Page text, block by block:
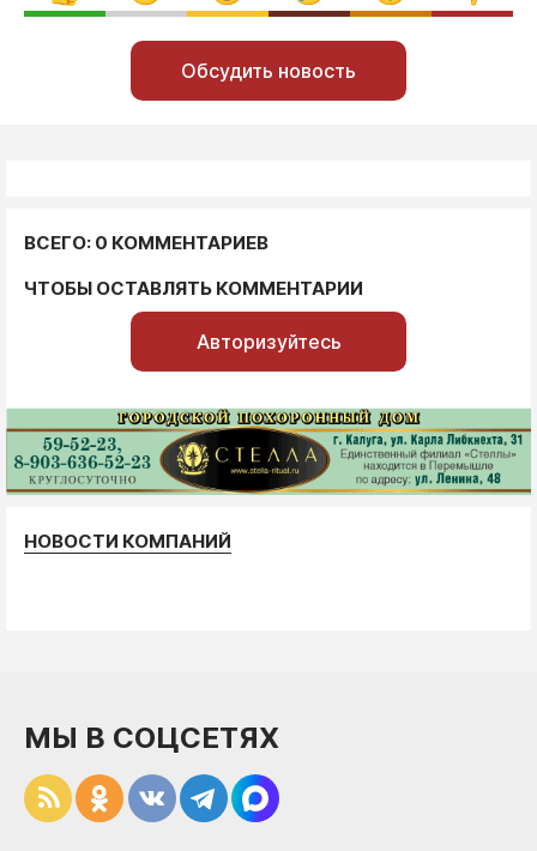
Обсудить новость
ВСЕГО: 0 КОММЕНТАРИЕВ
ЧТОБЫ ОСТАВЛЯТЬ КОММЕНТАРИИ
Авторизуйтесь
НОВОСТИ КОМПАНИЙ
МЫ В СОЦСЕТЯХ